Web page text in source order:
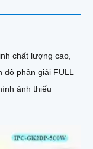
chất lượng cao,
phân giải FULL